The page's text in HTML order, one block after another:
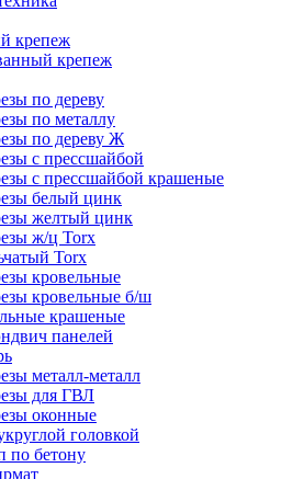
крепеж
крепеж
по дереву
по металлу
по дереву Ж
с прессшайбой
с прессшайбой крашеные
белый цинк
желтый цинк
ж/ц Torx
Torx
кровельные
кровельные б/ш
крашеные
панелей
металл-металл
для ГВЛ
оконные
головкой
по бетону